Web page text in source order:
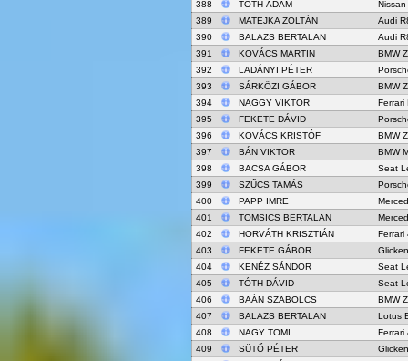
388 TÓTH ÁDÁM
Nissan
389
MATEJKA ZOLTÁN
Audi
390
BALAZS BERTALAN
Audi
391
KOVÁCS MARTIN
BMW
392
LADÁNYI PÉTER
393
SÁRKÖZI GÁBOR
BMW
394
NAGGY VIKTOR
Ferrari
395
FEKETE DÁVID
396
KOVÁCS KRISTÓF
BMW
397
BÁN VIKTOR
BMW
398
BACSA GÁBOR
Seat
399
SZŰCS TAMÁS
400
PAPP IMRE
401
TOMSICS BERTALAN
402
HORVÁTH KRISZTIÁN
Ferrari
403
FEKETE GÁBOR
404
KENÉZ SÁNDOR
Seat
405
TÓTH DÁVID
Seat
406
BAÁN SZABOLCS
BMW
407
BALAZS BERTALAN
Lotus
408
NAGY TOMI
Ferrari
409
SÜTŐ PÉTER